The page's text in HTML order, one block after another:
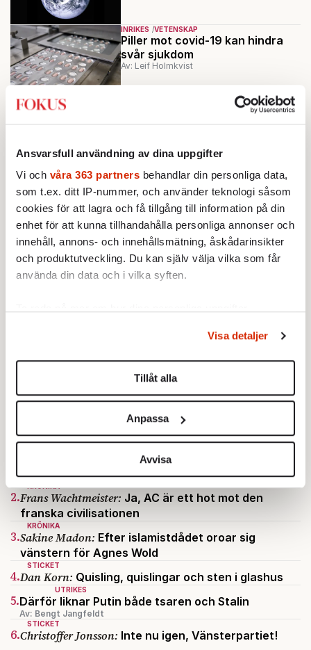
Ansvarsfull användning av dina uppgifter
Vi och våra 363 partners behandlar din personliga data,
som t.ex. ditt IP-nummer, och använder teknologi såsom
cookies för att lagra och få tillgång till information på din
enhet för att kunna tillhandahålla personliga annonser och
innehåll, annons- och innehållsmätning, åskådarinsikter
och produktutveckling. Du kan själv välja vilka som får
använda din data och i vilka syften.
Du kan ändra eller dra tillbaka ditt samtycke när som
helst från cookie-förklaringen.
Vi använder enhetsidentifierare för att anpassa innehållet
för sociala medier och analysera vår trafik. Vi
vidarebefordrar även sådana identifierare och annan
information från din enhet till de sociala medier och
annons- och analysföretag som vi samarbetar med.
Dessa kan i sin tur kombinera informationen med annan
information som du har tillhandahållit eller som de har
samlat in när du har använt deras tjänster.
Om du vill läsa mer om hur vi hanterar personuppgifter
kan du göra dethär .
Visa detaljer
Tillåt alla
Anpassa
Avvisa
INRIKES VETENSKAP
Piller mot covid-19 kan hindra
svår sjukdom
Av: Leif Holmkvist
Hon fick livet tillbaka
AKTUELLT VETENSKAP
Från vård till beroende: Allt fler
svenskar får starka opioider
utskrivet
Av: Ebba Blume
Ladda fler
Mest lästa
Sagan om den lågbegåvade
ursprungsbefolkningen i Filipstad
KRÖNIKA
2.Frans Wachtmeister: Ja, AC är ett hot mot den
franska civilisationen
KRÖNIKA
3.Sakine Madon: Efter islamistdådet oroar sig
vänstern för Agnes Wold
STICKET
4.Dan Korn: Quisling, quislingar och sten i glashus
UTRIKES
5.Därför liknar Putin både tsaren och Stalin
Av: Bengt Jangfeldt
STICKET
6.Christoffer Jonsson: Inte nu igen, Vänsterpartiet!